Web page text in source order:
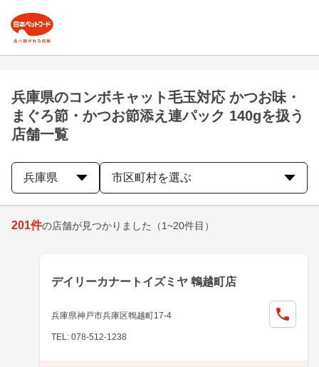
兵庫県のコンボキャット毛玉対応 かつお味・
まぐろ節・かつお節添え連パック 140gを扱う
店舗一覧
兵庫県 市区町村を選ぶ
201件の店舗が見つかりました （1~20件目）
デイリーカナートイズミヤ 鵯越町店
兵庫県神戸市兵庫区鵯越町17-4
TEL: 078-512-1238